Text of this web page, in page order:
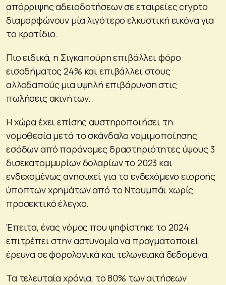
απόρριψης αδειοδοτήσεων σε εταιρείες crypto
διαμορφώνουν μία λιγότερο ελκυστική εικόνα για
το κρατίδιο.
Πιο ειδικά, η Σιγκαπούρη επιβάλλει φόρο
εισοδήματος 24% και επιβάλλει στους
αλλοδαπούς μια υψηλή επιβάρυνση στις
πωλήσεις ακινήτων.
Η χώρα έχει επίσης αυστηροποιήσει τη
νομοθεσία μετά το σκάνδαλο νομιμοποίησης
εσόδων από παράνομες δραστηριότητες ύψους 3
δισεκατομμυρίων δολαρίων το 2023 και
ενδεχομένως ανησυχεί για το ενδεχόμενο εισροής
ύποπτων χρημάτων από το Ντουμπάι χωρίς
προσεκτικό έλεγχο.
Έπειτα, ένας νόμος που ψηφίστηκε το 2024
επιτρέπει στην αστυνομία να πραγματοποιεί
έρευνα σε φορολογικά και τελωνειακά δεδομένα.
Τα τελευταία χρόνια, το 80% των αιτήσεων